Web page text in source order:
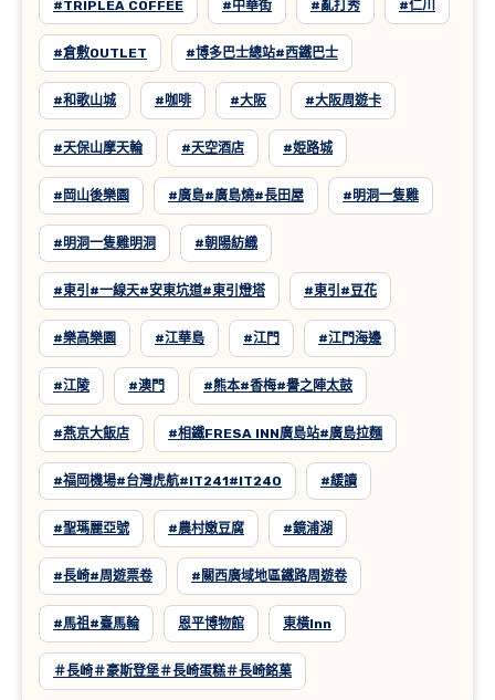
#TRIPLEA COFFEE #中華街 #亂打秀 #仁川
#倉敷OUTLET #博多巴士總站#西鐵巴士
#和歌山城 #咖啡 #大阪 #大阪周遊卡
#天保山摩天輪 #天空酒店 #姫路城
#岡山後樂園 #廣島#廣島燒#長田屋 #明洞一隻雞
#明洞一隻雞明洞 #朝陽紡織
#東引#一線天#安東坑道#東引燈塔 #東引#豆花
#樂高樂園 #江華島 #江門 #江門海邊
#江陵 #澳門 #熊本#香梅#譽之陣太鼓
#燕京大飯店 #相鐵FRESA INN廣島站#廣島拉麵
#福岡機場#台灣虎航#IT241#IT240 #緩讀
#聖瑪麗亞號 #農村嫩豆腐 #鏡浦湖
#長崎#周遊票卷 #關西廣域地區鐵路周遊卷
#馬祖#臺馬輪 恩平博物館 東橫inn
＃長崎＃豪斯登堡＃長崎蛋糕＃長崎銘菓